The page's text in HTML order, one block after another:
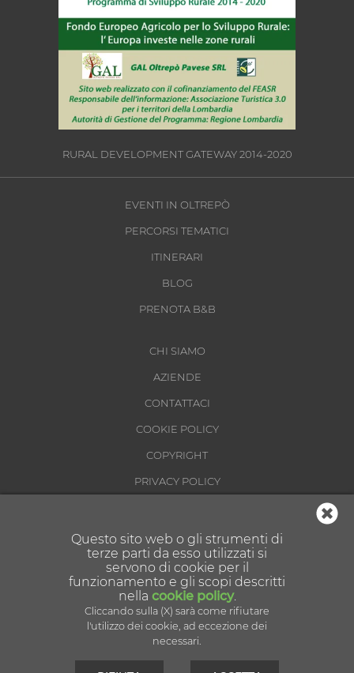
Questo sito web o gli strumenti di
terze parti da esso utilizzati si
servono di cookie per il
funzionamento e gli scopi descritti
nella cookie policy.
Cliccando sulla (X) sarà come rifiutare
l'utilizzo dei cookie, ad eccezione dei
necessari.
RURAL DEVELOPMENT GATEWAY 2014-2020
EVENTI IN OLTREPÒ
PERCORSI TEMATICI
ITINERARI
BLOG
PRENOTA B&B
CHI SIAMO
AZIENDE
CONTATTACI
COOKIE POLICY
COPYRIGHT
PRIVACY POLICY
Partner tecnologico: